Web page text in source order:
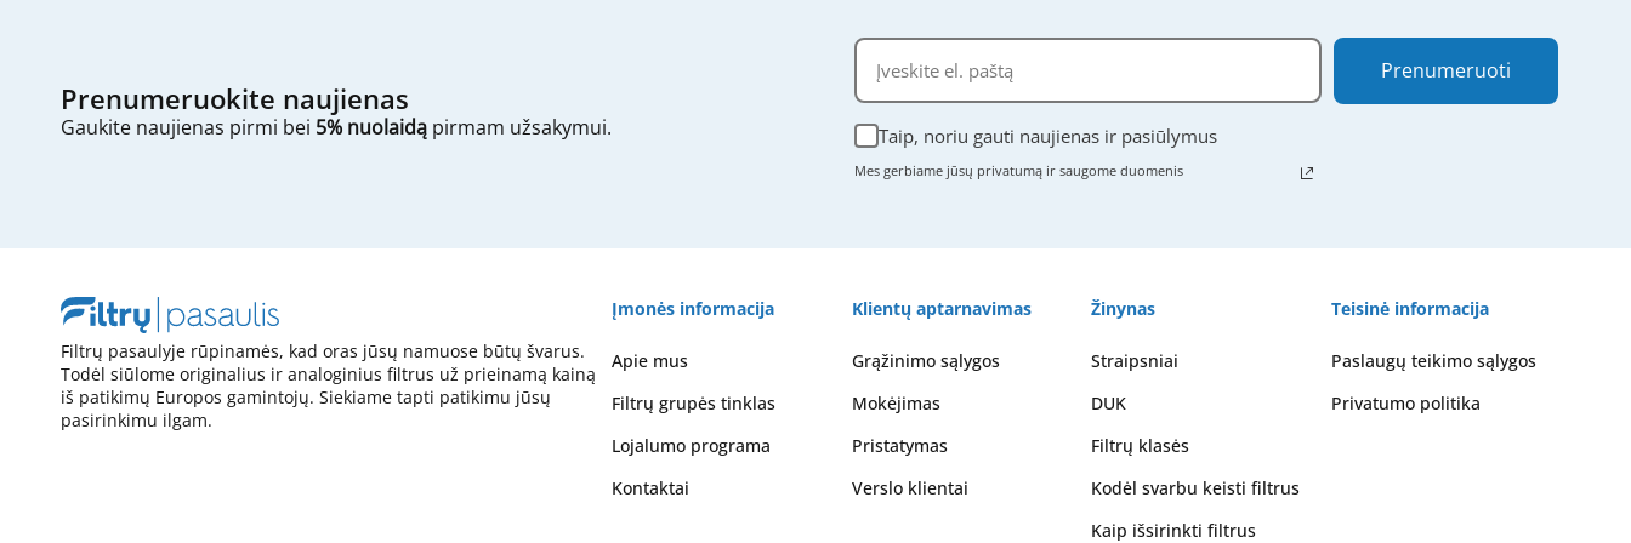
Prenumeruokite naujienas
Gaukite naujienas pirmi bei 5% nuolaidą pirmam užsakymui. Taip, noriu gauti naujienas ir pasiūlymus
Mes gerbiame jūsų privatumą ir saugome duomenis
Prenumeruoti
Filtrų pasaulyje rūpinamės, kad oras jūsų namuose būtų švarus.
Todėl siūlome originalius ir analoginius filtrus už prieinamą kainą
iš patikimų Europos gamintojų. Siekiame tapti patikimu jūsų
pasirinkimu ilgam.
Įmonės informacija
Apie mus
Filtrų grupės tinklas
Lojalumo programa
Kontaktai
Klientų aptarnavimas
Grąžinimo sąlygos
Mokėjimas
Pristatymas
Verslo klientai
Žinynas
Straipsniai
DUK
Filtrų klasės
Kodėl svarbu keisti filtrus
Kaip išsirinkti filtrus
Teisinė informacija
Paslaugų teikimo sąlygos
Privatumo politika